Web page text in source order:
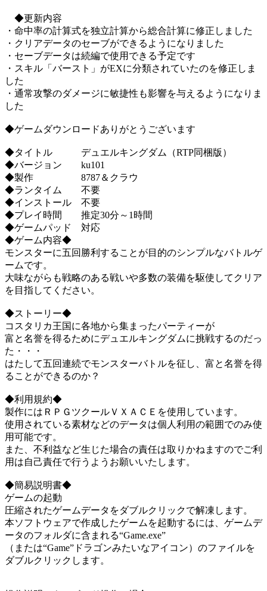
◆更新内容
・命中率の計算式を独立計算から総合計算に修正しました
・クリアデータのセーブができるようになりました
・セーブデータは続編で使用できる予定です
・スキル「バースト」がEXに分類されていたのを修正しま
した
・通常攻撃のダメージに敏捷性も影響を与えるようになりま
した
◆ゲームダウンロードありがとうございます
◆タイトル デュエルキングダム（RTP同梱版）
◆バージョン ku101
◆製作 8787＆クラウ
◆ランタイム 不要
◆インストール 不要
◆プレイ時間 推定30分～1時間
◆ゲームパッド 対応
◆ゲーム内容◆
モンスターに五回勝利することが目的のシンプルなバトルゲ
ームです。
大味ながらも戦略のある戦いや多数の装備を駆使してクリア
を目指してください。
◆ストーリー◆
コスタリカ王国に各地から集まったパーティーが
富と名誉を得るためにデュエルキングダムに挑戦するのだっ
た・・・
はたして五回連続でモンスターバトルを征し、富と名誉を得
ることができるのか？
◆利用規約◆
製作にはＲＰＧツクールＶＸＡＣＥを使用しています。
使用されている素材などのデータは個人利用の範囲でのみ使
用可能です。
また、不利益など生じた場合の責任は取りかねますのでご利
用は自己責任で行うようお願いいたします。
◆簡易説明書◆
ゲームの起動
圧縮されたゲームデータをダブルクリックで解凍します。
本ソフトウェアで作成したゲームを起動するには、ゲームデ
ータのフォルダに含まれる“Game.exe”
（または“Game”ドラゴンみたいなアイコン）のファイルを
ダブルクリックします。